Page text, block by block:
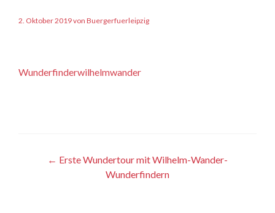
2. Oktober 2019 von Buergerfuerleipzig
Wunderfinderwilhelmwander
Artikel-
← Erste Wundertour mit Wilhelm-Wander-
Wunderfindern